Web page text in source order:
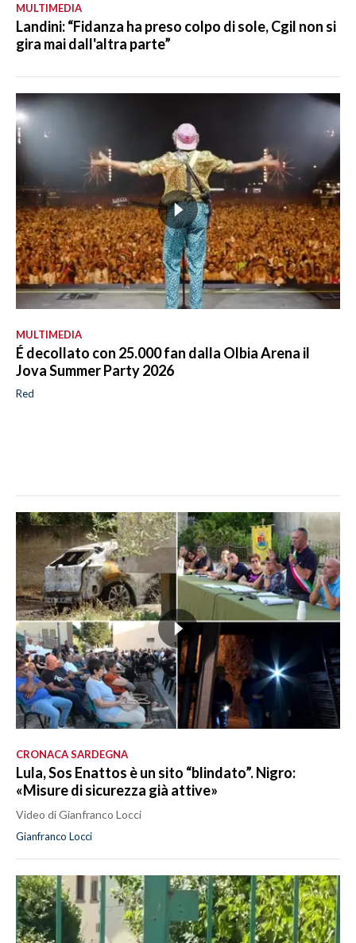
MULTIMEDIA
Landini: “Fidanza ha preso colpo di sole, Cgil non si
gira mai dall'altra parte”
MULTIMEDIA
É decollato con 25.000 fan dalla Olbia Arena il
Jova Summer Party 2026
Red
CRONACA SARDEGNA
Lula, Sos Enattos è un sito “blindato”. Nigro:
«Misure di sicurezza già attive»
Video di Gianfranco Locci
Gianfranco Locci